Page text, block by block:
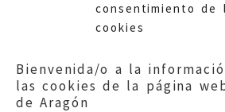
consentimiento de
cookies
Bienvenida/o a la
las cookies de la página
de Aragón